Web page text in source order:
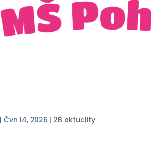
|Čvn 14, 2026 | 2B aktuality